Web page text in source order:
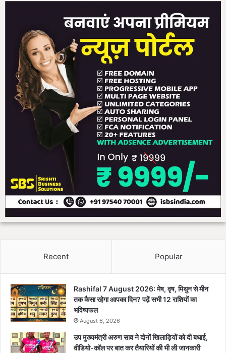
Recent Popular
Rashifal 7 August 2026: मेष, वृष, मिथुन से मीन
तक कैसा रहेगा आपका दिन? पढ़ें सभी 12 राशियों का
भविष्यफल
August 6, 2026
उप मुख्यमंत्री अरुण साव ने दोनों खिलाड़ियों को दी बधाई,
वीडियो-कॉल पर बात कर तैयारियों की भी ली जानकारी